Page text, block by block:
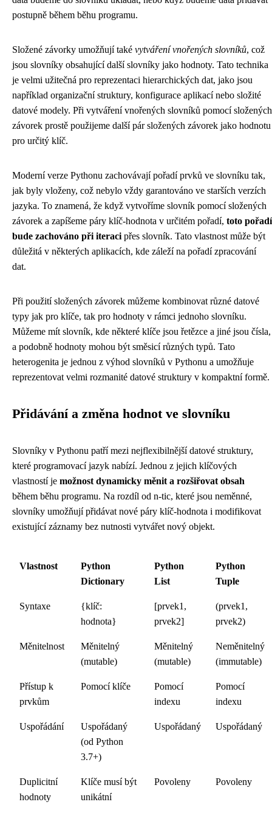
postupně během běhu programu.
Složené závorky umožňují také vytváření vnořených slovníků, což
jsou slovníky obsahující další slovníky jako hodnoty. Tato technika
je velmi užitečná pro reprezentaci hierarchických dat, jako jsou
například organizační struktury, konfigurace aplikací nebo složité
datové modely. Při vytváření vnořených slovníků pomocí složených
závorek prostě použijeme další pár složených závorek jako hodnotu
pro určitý klíč.
Moderní verze Pythonu zachovávají pořadí prvků ve slovníku tak,
jak byly vloženy, což nebylo vždy garantováno ve starších verzích
jazyka. To znamená, že když vytvoříme slovník pomocí složených
závorek a zapíšeme páry klíč-hodnota v určitém pořadí, toto pořadí
bude zachováno při iteraci přes slovník. Tato vlastnost může být
důležitá v některých aplikacích, kde záleží na pořadí zpracování
dat.
Při použití složených závorek můžeme kombinovat různé datové
typy jak pro klíče, tak pro hodnoty v rámci jednoho slovníku.
Můžeme mít slovník, kde některé klíče jsou řetězce a jiné jsou čísla,
a podobně hodnoty mohou být směsicí různých typů. Tato
heterogenita je jednou z výhod slovníků v Pythonu a umožňuje
reprezentovat velmi rozmanité datové struktury v kompaktní formě.
Přidávání a změna hodnot ve slovníku
Slovníky v Pythonu patří mezi nejflexibilnější datové struktury,
které programovací jazyk nabízí. Jednou z jejich klíčových
vlastností je možnost dynamicky měnit a rozšiřovat obsah
během běhu programu. Na rozdíl od n-tic, které jsou neměnné,
slovníky umožňují přidávat nové páry klíč-hodnota i modifikovat
existující záznamy bez nutnosti vytvářet nový objekt.
Vlastnost
Python
Dictionary
Python
List
Python
Tuple
Syntaxe
{klíč:
hodnota}
[prvek1,
prvek2]
(prvek1,
prvek2)
Měnitelnost
Měnitelný
(mutable)
Měnitelný
(mutable)
Neměnitelný
(immutable)
Přístup k
prvkům
Pomocí klíče
Pomocí
indexu
Pomocí
indexu
Uspořádání
Uspořádaný
(od Python
3.7+)
Uspořádaný Uspořádaný
Duplicitní
hodnoty
Klíče musí být
unikátní
Povoleny Povoleny